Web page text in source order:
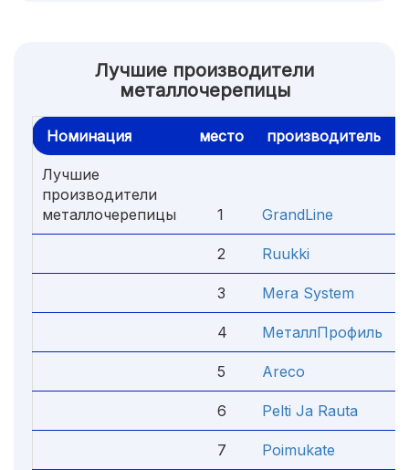
Лучшие производители
металлочерепицы
Номинация место производитель
Лучшие
производители
металлочерепицы
1 GrandLine
2 Ruukki
3 Mera System
4 МеталлПрофиль
5 Areco
6 Pelti Ja Rauta
7 Poimukate